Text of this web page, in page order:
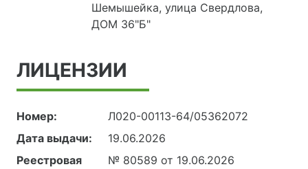
Шемышейка, улица Свердлова,
ДОМ 36"Б"
ЛИЦЕНЗИИ
Номер:
Л020-00113-64/05362072
Дата выдачи:
19.06.2026
Реестровая
№ 80589 от 19.06.2026